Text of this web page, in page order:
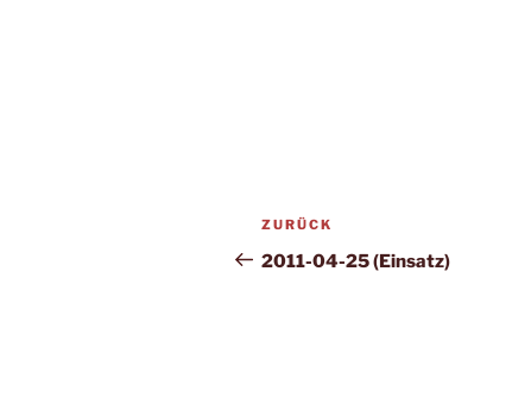
Beitragsnavigation
Vorheriger
Beitrag
ZURÜCK
2011-04-25 (Einsatz)